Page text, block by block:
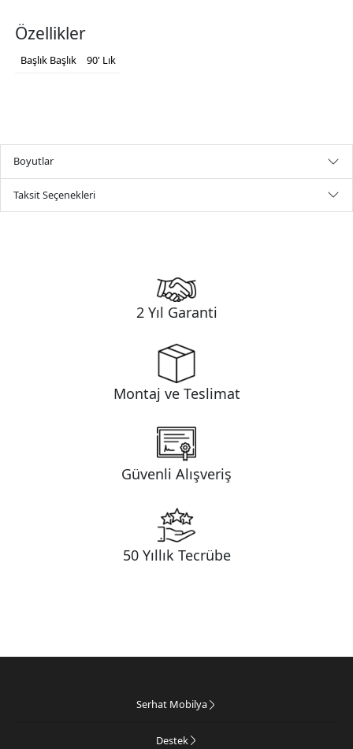
Özellikler
Başlık Başlık 90' Lık
Boyutlar
Taksit Seçenekleri
2 Yıl Garanti
Montaj ve Teslimat
Güvenli Alışveriş
50 Yıllık Tecrübe
Serhat Mobilya
Destek